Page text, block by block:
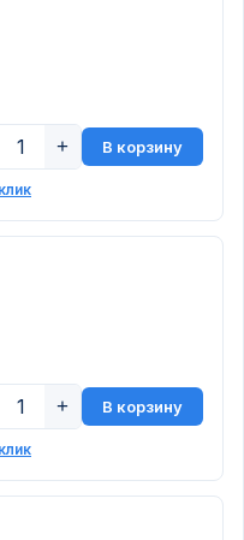
+ В корзину
+ В корзину